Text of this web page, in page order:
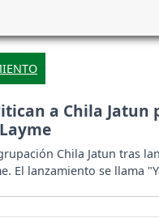
a Chila Jatun
Chila Jatun tras
El lanzamiento se llama